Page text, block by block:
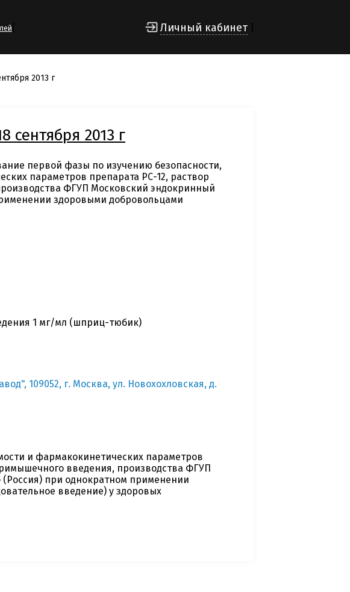
Личный кабинет
2013 г
сентября 2013 г
первой фазы по изучению безопасности,
параметров препарата РС-12, раствор
ФГУП Московский эндокринный
здоровыми добровольцами
1 мг/мл (шприц-тюбик)
109052, г. Москва, ул. Новохохловская, д.
и фармакокинетических параметров
введения, производства ФГУП
при однократном применении
введение) у здоровых